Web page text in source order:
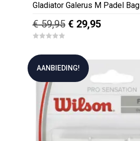
Gladiator Galerus M Padel Bag
€59,95 Oorspronkelijke
€ 59,95.
€ 29,95Huidige
€ 29,95.
u
5
AANBIEDING!